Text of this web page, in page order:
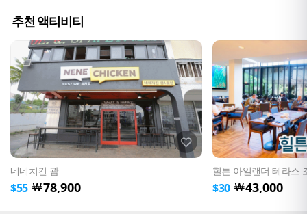
추천 액티비티
네네치킨 괌
$55 ￦78,900
힐튼 아일랜더 테라스
$30 ￦43,000